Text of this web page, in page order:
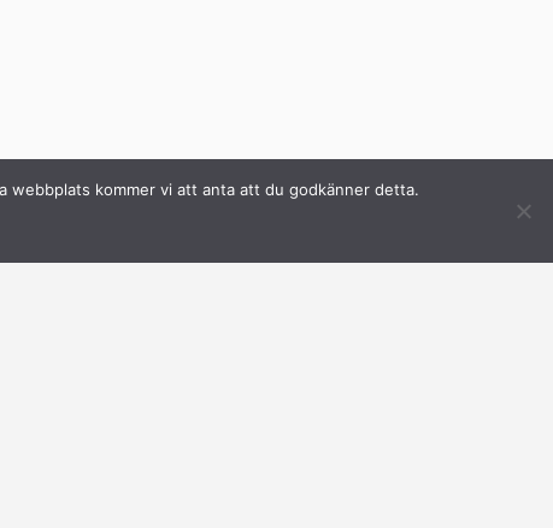
kommer vi att anta att du godkänner detta.